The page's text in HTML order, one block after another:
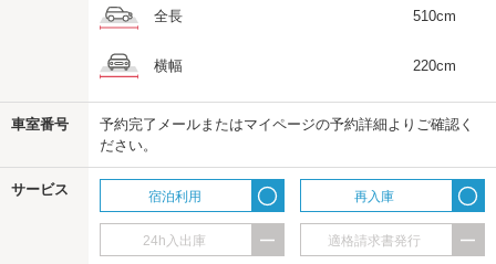
全長 510cm
横幅 220cm
車室番号
予約完了メールまたはマイページの予約詳細よりご確認く
ださい。
サービス 宿泊利用 再入庫
24h入出庫 適格請求書発行